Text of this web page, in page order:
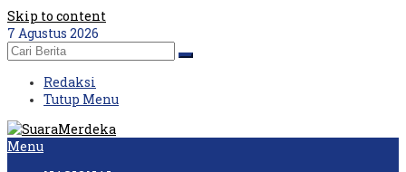
Skip to content
7 Agustus 2026
Redaksi
Tutup Menu
Menu